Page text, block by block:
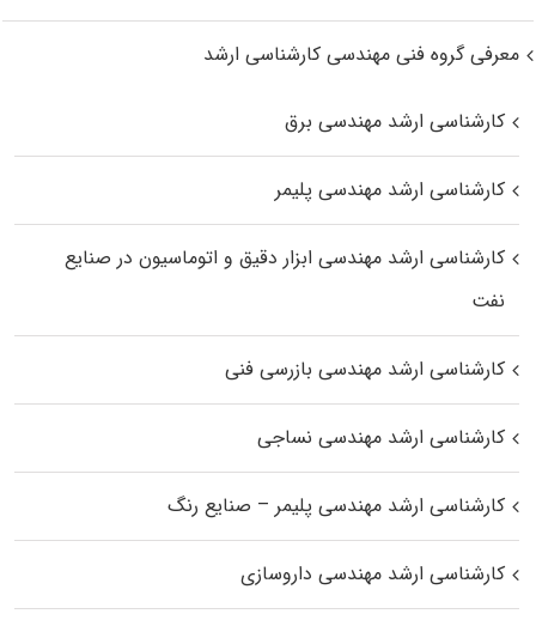
معرفی گروه فنی مهندسی کارشناسی ارشد
کارشناسی ارشد مهندسی برق
کارشناسی ارشد مهندسی پلیمر
کارشناسی ارشد مهندسی ابزار دقیق و اتوماسیون در صنایع
نفت
کارشناسی ارشد مهندسی بازرسی فنی
کارشناسی ارشد مهندسی نساجی
کارشناسی ارشد مهندسی پلیمر – صنایع رنگ
کارشناسی ارشد مهندسی داروسازی